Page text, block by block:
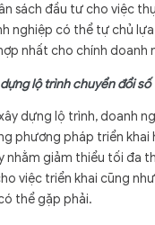
sách đầu tư cho việc
nghiệp có thể tự chủ
nhất cho chính doanh
lộ trình chuyển đổi số
dựng lộ trình, doanh
phương pháp triển khai
nhằm giảm thiểu tối đa
việc triển khai cũng
thể gặp phải.